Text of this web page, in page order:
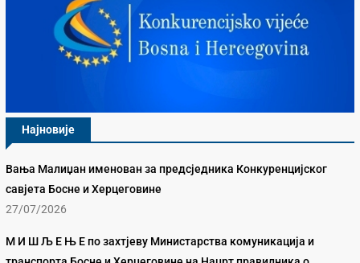
Најновије
Вања Малиџан именован за предсједника Конкуренцијског
савјета Босне и Херцеговине
27/07/2026
М И Ш Љ Е Њ Е по захтјеву Министарства комуникација и